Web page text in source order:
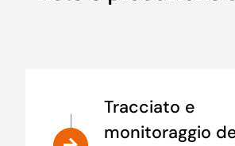
Tracciato e
monitoraggio